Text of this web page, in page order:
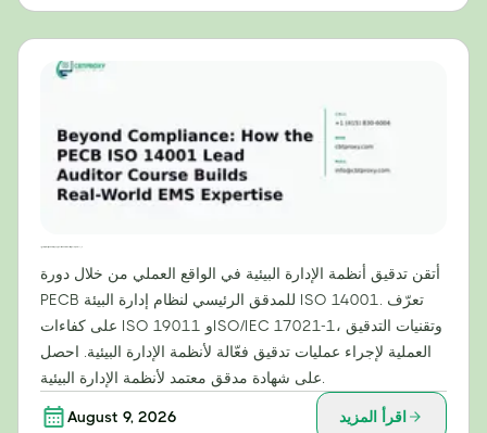
أتقن تدقيق أنظمة الإدارة البيئية في الواقع العملي من خلال دورة
PECB للمدقق الرئيسي لنظام إدارة البيئة ISO 14001. تعرّف
على كفاءات ISO 19011 وISO/IEC 17021-1، وتقنيات التدقيق
العملية لإجراء عمليات تدقيق فعّالة لأنظمة الإدارة البيئية. احصل
August 9, 2026 اقرأ المزيد